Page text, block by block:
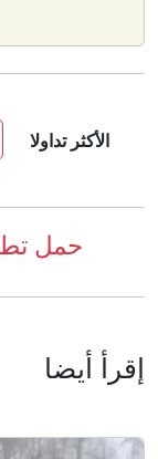
الأكثر تداولا
حمل
إقرأ أيضا